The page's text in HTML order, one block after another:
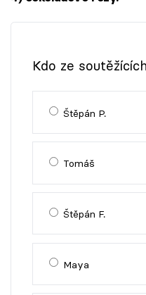
Kdo ze
Štěpán P.
Tomáš
Štěpán F.
Maya